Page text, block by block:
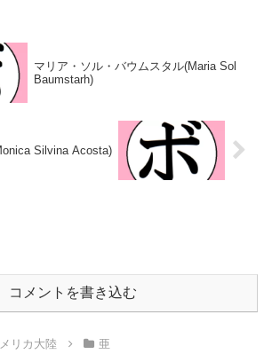
王座第6...
マリア・ソル・バウムスタル(Maria Sol
Baumstarh)
Silvina Acosta)
コメントを書き込む
リカ大陸 亜